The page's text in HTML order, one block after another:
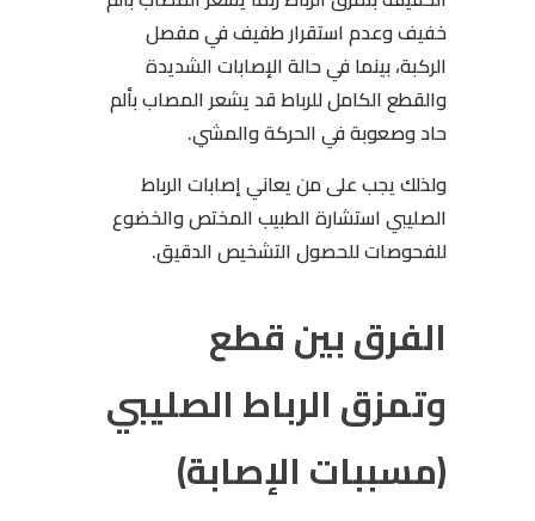
خفيف وعدم استقرار طفيف في مفصل
الركبة، بينما في حالة الإصابات الشديدة
والقطع الكامل للرباط قد يشعر المصاب بألم
حاد وصعوبة في الحركة والمشي.
ولذلك يجب على من يعاني إصابات الرباط
الصليبي استشارة الطبيب المختص والخضوع
للفحوصات للحصول التشخيص الدقيق.
الفرق بين قطع
وتمزق الرباط الصليبي
(مسببات الإصابة)